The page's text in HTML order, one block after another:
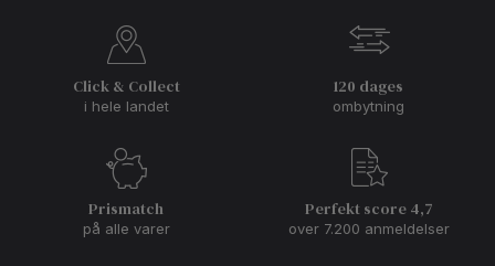
Click & Collect
i hele landet
120 dages
ombytning
Prismatch
på alle varer
Perfekt score 4,7
over 7.200 anmeldelser